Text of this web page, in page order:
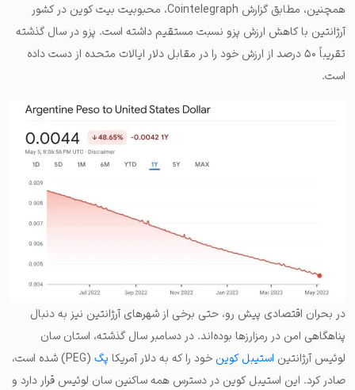
همچنین، مطابق گزارش Cointelegraph، محبوبیت بیت کوین در کشور
آرژانتین با کاهش ارزش پزو نسبت مستقیم داشته است. پزو در سال گذشته
تقریباً ۵۰ درصد از ارزش خود را در مقابل دلار ایالات متحده از دست داده
است.
در بحران اقتصادی پیش رو، حتی برخی از شهرهای آرژانتین نیز به دنبال
پناهگاهی امن در رمزارزها بوده‌اند. در دسامبر سال گذشته، استان سان
لوئیس آرژانتین استیبل کوین خود را که به دلار آمریکا پگ
(PEG) شده است،
صادر کرد. این استیبل کوین در دسترس همه ساکنین سان لوئیس قرار دارد و